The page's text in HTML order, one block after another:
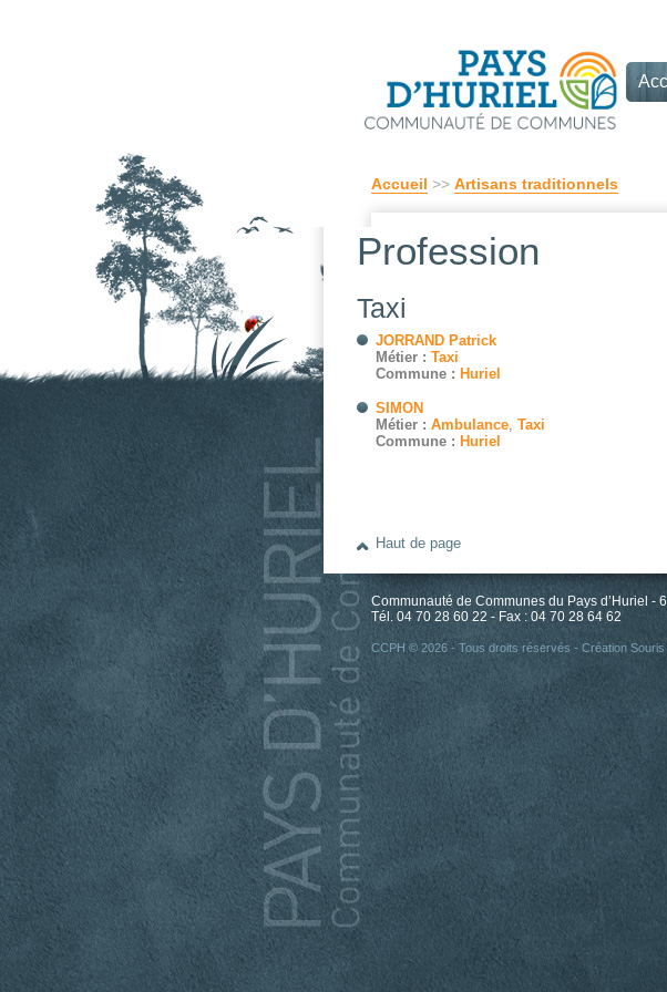
Accueil >> Artisans traditionnels
Profession
Taxi
JORRAND Patrick
Métier : Taxi
Commune : Huriel
SIMON
Métier : Ambulance, Taxi
Commune : Huriel
Haut de page
Communauté de Communes du Pays d’Huriel -
Tél. 04 70 28 60 22 - Fax : 04 70 28 64 62
CCPH © 2026 - Tous droits réservés - Création Souris